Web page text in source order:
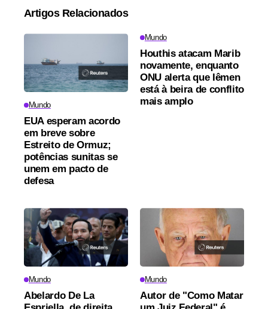
Artigos Relacionados
Mundo
EUA esperam acordo
em breve sobre
Estreito de Ormuz;
potências sunitas se
unem em pacto de
defesa
Mundo
Houthis atacam Marib
novamente, enquanto
ONU alerta que Iêmen
está à beira de conflito
mais amplo
Mundo
Abelardo De La
Mundo
Autor de "Como Matar